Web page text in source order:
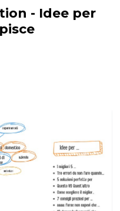
- Idee per